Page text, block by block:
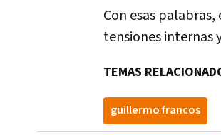
Con esas
tensiones internas
TEMAS
guillermo francos